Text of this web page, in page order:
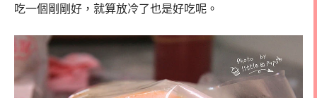
吃一個剛剛好，就算放冷了也是好吃呢。